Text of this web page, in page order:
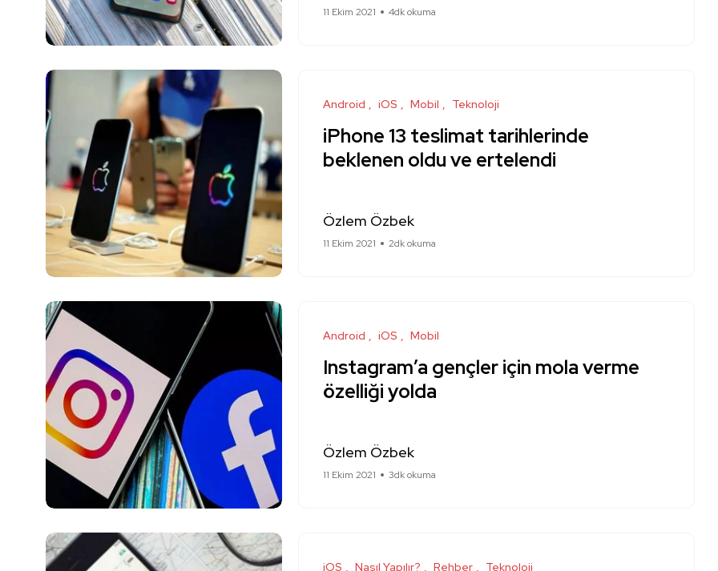
11 Ekim 2021 4dk okuma
Android iOS Mobil Teknoloji
iPhone 13 teslimat tarihlerinde
beklenen oldu ve ertelendi
Özlem Özbek
11 Ekim 2021 2dk okuma
Android iOS Mobil
Instagram’a gençler için mola verme
özelliği yolda
Özlem Özbek
11 Ekim 2021 3dk okuma
iOS Nasıl Yapılır? Rehber Teknoloji